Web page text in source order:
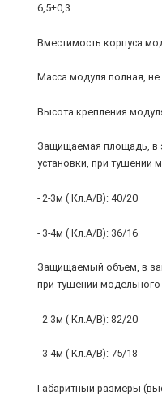
6,5±0,3
Вместимость корпуса
Масса модуля полная, не
Высота крепления
Защищаемая площадь, в
установки, при тушении
- 2-3м ( Кл.А/В): 40/20
- 3-4м ( Кл.А/В): 36/16
Защищаемый объем, в
при тушении
- 2-3м ( Кл.А/В): 82/20
- 3-4м ( Кл.А/В): 75/18
Габаритный размеры